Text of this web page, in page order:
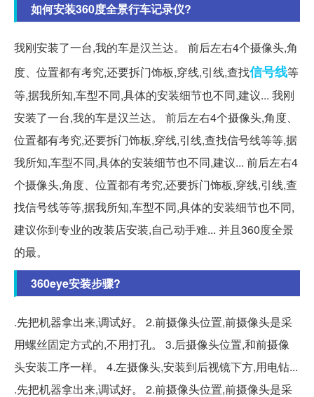
如何安装360度全景行车记录仪?
我刚安装了一台,我的车是汉兰达。 前后左右4个摄像头,角
度、位置都有考究,还要拆门饰板,穿线,引线,查找信号线等
等,据我所知,车型不同,具体的安装细节也不同,建议... 我刚
安装了一台,我的车是汉兰达。 前后左右4个摄像头,角度、
位置都有考究,还要拆门饰板,穿线,引线,查找信号线等等,据
我所知,车型不同,具体的安装细节也不同,建议... 前后左右4
个摄像头,角度、位置都有考究,还要拆门饰板,穿线,引线,查
找信号线等等,据我所知,车型不同,具体的安装细节也不同,
建议你到专业的改装店安装,自己动手难... 并且360度全景
的最。
360eye安装步骤?
.先把机器拿出来,调试好。 2.前摄像头位置,前摄像头是采
用螺丝固定方式的,不用打孔。 3.后摄像头位置,和前摄像
头安装工序一样。 4.左摄像头,安装到后视镜下方,用电钻...
.先把机器拿出来,调试好。 2.前摄像头位置,前摄像头是采